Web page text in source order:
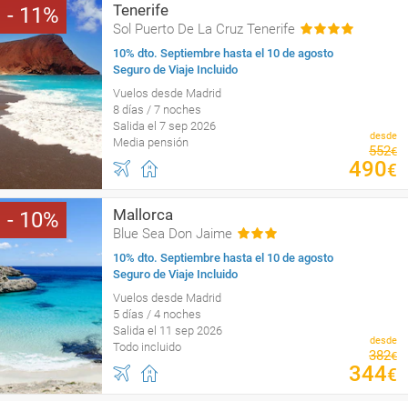
11 Tenerife
Sol Puerto De La Cruz Tenerife
10% dto. Septiembre hasta el 10 de agosto
Seguro de Viaje Incluido
Vuelos desde Madrid
8 días / 7 noches
Salida el 7 sep 2026
Media pensión
desde
552€
490€
10 Mallorca
Blue Sea Don Jaime
10% dto. Septiembre hasta el 10 de agosto
Seguro de Viaje Incluido
Vuelos desde Madrid
5 días / 4 noches
Salida el 11 sep 2026
Todo incluido
desde
382€
344€